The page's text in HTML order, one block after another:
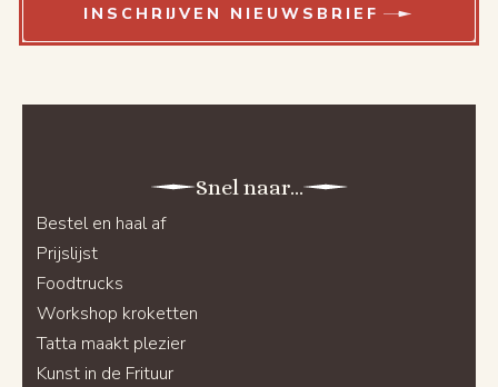
INSCHRIJVEN NIEUWSBRIEF
Snel naar...
Bestel en haal af
Prijslijst
Foodtrucks
Workshop kroketten
Tatta maakt plezier
Kunst in de Frituur